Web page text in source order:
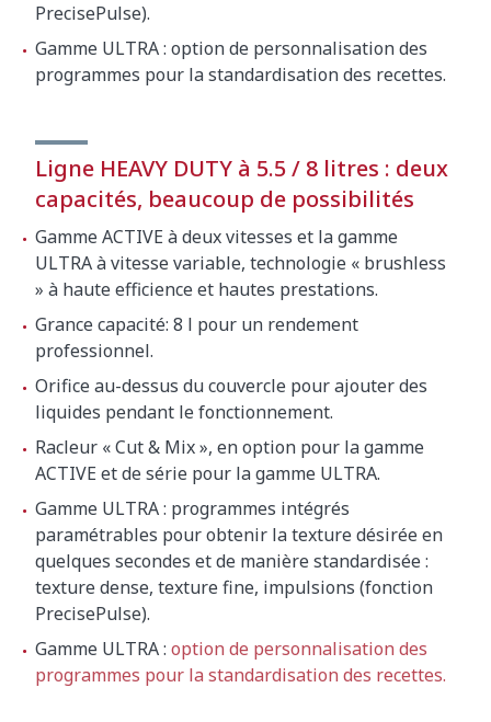
PrecisePulse).
Gamme ULTRA : option de personnalisation des
programmes pour la standardisation des recettes.
Ligne HEAVY DUTY à 5.5 / 8 litres : deux
capacités, beaucoup de possibilités
Gamme ACTIVE à deux vitesses et la gamme
ULTRA à vitesse variable, technologie « brushless
» à haute efficience et hautes prestations.
Grance capacité: 8 l pour un rendement
professionnel.
Orifice au-dessus du couvercle pour ajouter des
liquides pendant le fonctionnement.
Racleur « Cut & Mix », en option pour la gamme
ACTIVE et de série pour la gamme ULTRA.
Gamme ULTRA : programmes intégrés
paramétrables pour obtenir la texture désirée en
quelques secondes et de manière standardisée :
texture dense, texture fine, impulsions (fonction
PrecisePulse).
Gamme ULTRA : option de personnalisation des
programmes pour la standardisation des recettes.